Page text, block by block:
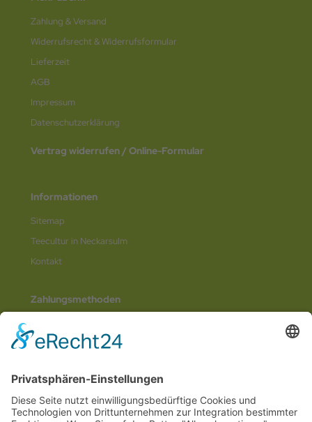
Zahlung & Versand
Widerrufsrecht & Widerrufsformular
Lieferzeit
AGB
Impressum
Datenschutz­erklärung
Vertrag widerrufen / Online-Formular
Informationen
Sitemap
Teecultur in Neckarsulm
Kontakt
Zahlungsmethoden
Social Media